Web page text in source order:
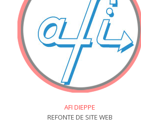
AFI DIEPPE
REFONTE DE SITE WEB